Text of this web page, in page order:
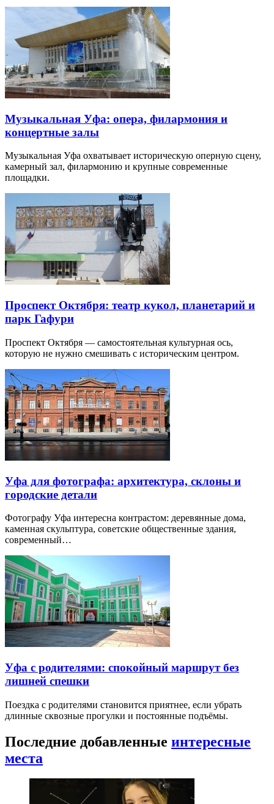
Музыкальная Уфа: опера, филармония и
концертные залы
Музыкальная Уфа охватывает историческую оперную сцену,
камерный зал, филармонию и крупные современные
площадки.
Проспект Октября: театр кукол, планетарий и
парк Гафури
Проспект Октября — самостоятельная культурная ось,
которую не нужно смешивать с историческим центром.
Уфа для фотографа: архитектура, склоны и
городские детали
Фотографу Уфа интересна контрастом: деревянные дома,
каменная скульптура, советские общественные здания,
современный…
Уфа с родителями: спокойный маршрут без
лишней спешки
Поездка с родителями становится приятнее, если убрать
длинные сквозные прогулки и постоянные подъёмы.
Последние добавленные интересные
места